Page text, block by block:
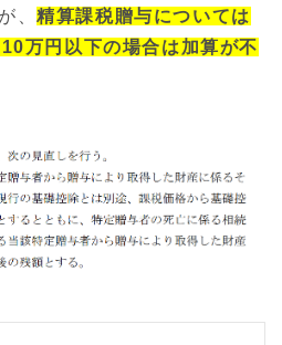
、精算課税贈与については
万円以下の場合は加算が不